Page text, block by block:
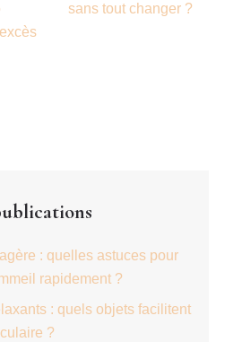
sans tout changer ?
: quelles astuces pour
rapidement ?
: quels objets facilitent
?